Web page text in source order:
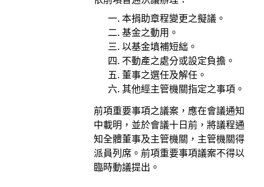
本捐助章程變更之擬議。
基金之動用。
以基金填補短絀。
不動產之處分或設定負擔。
董事之選任及解任。
其他經主管機關指定之事項。
前項重要事項之議案，應在會議通知
中載明，並於會議十日前，將議程通
知全體董事及主管機關，主管機關得
派員列席。前項重要事項議案不得以
臨時動議提出。